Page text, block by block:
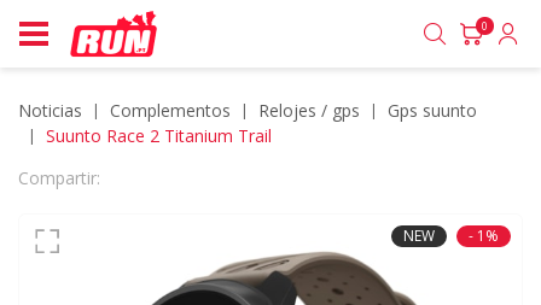
0
Noticias complementos relojes / gps
gps suunto
Suunto Race 2 Titanium Trail
Compartir:
NEW - 1%